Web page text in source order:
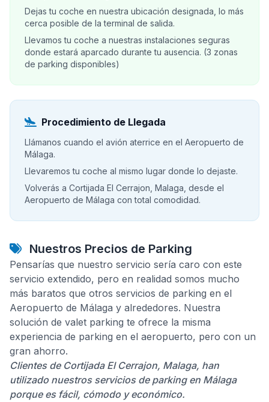
Dejas tu coche en nuestra ubicación designada, lo más
cerca posible de la terminal de salida.
Llevamos tu coche a nuestras instalaciones seguras
donde estará aparcado durante tu ausencia. (3 zonas
de parking disponibles)
Procedimiento de Llegada
Llámanos cuando el avión aterrice en el Aeropuerto de
Málaga.
Llevaremos tu coche al mismo lugar donde lo dejaste.
Volverás a Cortijada El Cerrajon, Malaga, desde el
Aeropuerto de Málaga con total comodidad.
Nuestros Precios de Parking
Pensarías que nuestro servicio sería caro con este
servicio extendido, pero en realidad somos mucho
más baratos que otros servicios de parking en el
Aeropuerto de Málaga y alrededores. Nuestra
solución de valet parking te ofrece la misma
experiencia de parking en el aeropuerto, pero con un
gran ahorro.
Clientes de Cortijada El Cerrajon, Malaga, han
utilizado nuestros servicios de parking en Málaga
porque es fácil, cómodo y económico.